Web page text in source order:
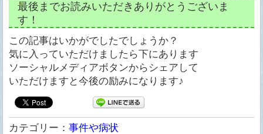
最後までお読みいただきありがとうございま
す！
この記事はいかがでしたでしょうか？
気に入っていただけましたら下にあります
ソーシャルメディアボタンからシェアして
いただけますと今後の励みになります♪
カテゴリー：事件や病状